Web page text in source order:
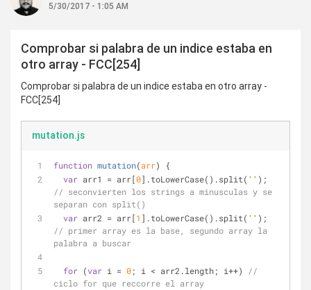
5/30/2017 - 1:05 AM
Comprobar si palabra de un indice estaba en
otro array - FCC[254]
Comprobar si palabra de un indice estaba en otro array -
FCC[254]
mutation.js
function mutation(arr)
{
var arr1 = arr[0].toLowerCase().split( ''
// seconvierten los strings a minusculas y se
separan con split()
var arr2 = arr[1 ].toLowerCase().split( ''
// primer array es la base, segundo array la
palabra a buscar
for (var i = 0; i < arr2.length; i++)
//
ciclo for que reccorre el array